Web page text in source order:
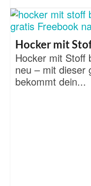
Hocker mit
Hocker mit Stoff
neu – mit dieser
bekommt dein...